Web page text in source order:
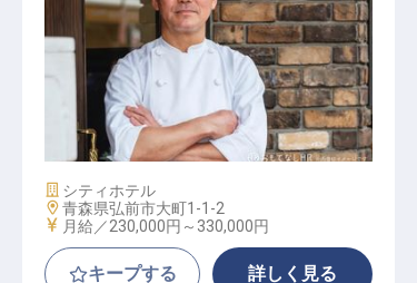
ペストリー【製菓】料理長候補
施設業態
シティホテル
勤務地
青森県弘前市大町1-1-2
給与
月給／230,000円～ 330,000円
キープする 詳しく見る